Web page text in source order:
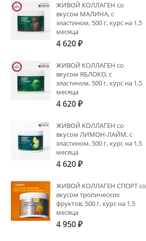
ЖИВОЙ КОЛЛАГЕН со
вкусом МАЛИНА, с
эластином, 500 г, курс на 1,5
месяца
4 620₽
ЖИВОЙ КОЛЛАГЕН со
вкусом ЯБЛОКО, с
эластином, 500 г, курс на 1,5
месяца
4 620₽
ЖИВОЙ КОЛЛАГЕН со
вкусом ЛИМОН-ЛАЙМ, с
эластином, 500 г, курс на 1,5
месяца
4 620₽
ЖИВОЙ КОЛЛАГЕН СПОРТ со
вкусом тропических
фруктов, 500 г, курс на 1,5
месяца
4 950₽